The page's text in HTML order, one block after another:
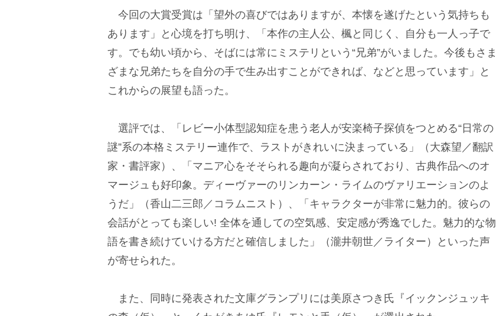
今回の大賞受賞は「望外の喜びではありますが、本懐を遂げたという気持ちも
あります」と心境を打ち明け、「本作の主人公、楓と同じく、自分も一人っ子で
す。でも幼い頃から、そばには常にミステリという“兄弟”がいました。今後もさま
ざまな兄弟たちを自分の手で生み出すことができれば、などと思っています」と
これからの展望も語った。
選評では、「レビー小体型認知症を患う老人が安楽椅子探偵をつとめる“日常の
謎”系の本格ミステリー連作で、ラストがきれいに決まっている」（大森望／翻訳
家・書評家）、「マニア心をそそられる趣向が凝らされており、古典作品へのオ
マージュも好印象。ディーヴァーのリンカーン・ライムのヴァリエーションのよ
うだ」（香山二三郎／コラムニスト）、「キャラクターが非常に魅力的。彼らの
会話がとっても楽しい! 全体を通しての空気感、安定感が秀逸でした。魅力的な物
語を書き続けていける方だと確信しました」（瀧井朝世／ライター）といった声
が寄せられた。
また、同時に発表された文庫グランプリには美原さつき氏『イックンジュッキ